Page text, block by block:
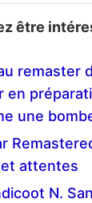
être
remaster
en
une
attentes
N.